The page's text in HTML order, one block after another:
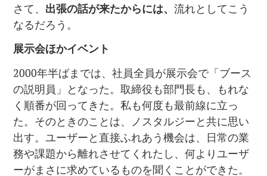
さて、 出張の話が来たからには、流れとしてこう
なるだろう。
展示会ほかイベント
2000年半ばまでは、社員全員が展示会で「ブース
の説明員」となった。取締役も部門長も、もれな
く順番が回ってきた。私も何度も最前線に立っ
た。そのときのことは、ノスタルジーと共に思い
出す。ユーザーと直接ふれあう機会は、日常の業
務や課題から離れさせてくれたし、何よりユーザ
ーがまさに求めているものを聞くことができた。